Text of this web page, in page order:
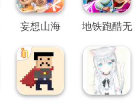
妄想山海
地铁跑酷无
版